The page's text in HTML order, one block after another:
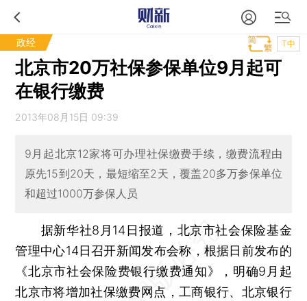
政经 T中
北京市20万社保参保单位9月起可
在银行缴费
2013年08月15日 09:39
9月起北京12家将可办理社保缴费手续，缴费流程由
原先15到20天，最短缩至2天，覆盖20多万参保单位
和超过1000万参保人员
据新华社8月14日报道，北京市社会保险基金
管理中心14日召开新闻发布会称，根据日前发布的
《北京市社会保险费银行缴费通知》，明确9月起
北京市将增加社保缴费网点，工商银行、北京银行